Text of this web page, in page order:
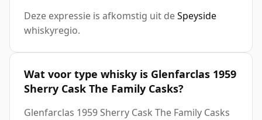
Deze expressie is afkomstig uit deSpeyside
whiskyregio.
Wat voor type whisky is Glenfarclas 1959
Sherry Cask The Family Casks?
Glenfarclas 1959 Sherry Cask The Family Casks